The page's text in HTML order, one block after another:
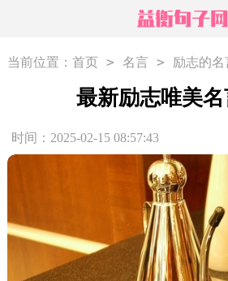
当前位置： 首页 > 名言 > 励志的名
最新励志唯美
时间：2025-02-15 08:57:43